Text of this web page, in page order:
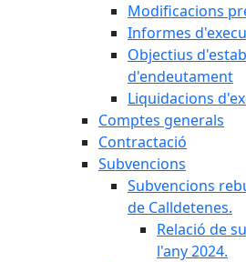
Modificacions
Informes
Objectius
d'endeutament
Liquidacions
Comptes generals
Contractació
Subvencions
Subvencions
de Calldetenes.
Relació de
l'any 2024.